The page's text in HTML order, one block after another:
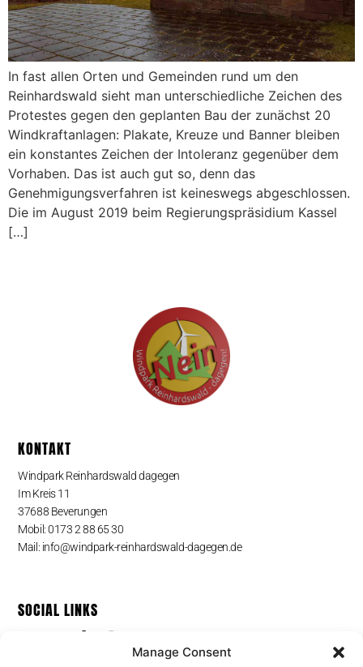
Manage Consent
In fast allen Orten und Gemeinden rund um den
Reinhardswald sieht man unterschiedliche Zeichen des
Protestes gegen den geplanten Bau der zunächst 20
Windkraftanlagen: Plakate, Kreuze und Banner bleiben
ein konstantes Zeichen der Intoleranz gegenüber dem
Vorhaben. Das ist auch gut so, denn das
Genehmigungsverfahren ist keineswegs abgeschlossen.
Die im August 2019 beim Regierungspräsidium Kassel
[…]
KONTAKT
Windpark Reinhardswald dagegen
Im Kreis 11
37688 Beverungen
Mobil: 0173 2 88 65 30
Mail: info@windpark-reinhardswald-dagegen.de
SOCIAL LINKS